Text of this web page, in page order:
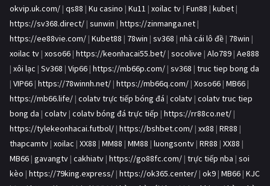
okvip.uk.com/ | qs88 | Ku casino | Ku11 | xoilac tv | Fun88 | kubet |
https://sv368.direct/ | sunwin | https://zinmanga.net |
https://ee88vie.com/ | Kubet88 | 78win | sv368 | nhà cái lô đề | 78win |
xoilac tv | xoso66 | https://keonhacai55.bet/ | socolive | Alo789 | Ae888
| xôi lạc | Sv368 | Vip66 | https://mb66p.com/ | sv368 | truc tiep bong da
| VIP66 | https://78winnh.net/ | https://mb66q.com/ | Xoso66 | MB66 |
https://mb66.life/ | colatv trực tiếp bóng đá | colatv | colatv truc tiep
bong da | colatv | colatv bóng đá trực tiếp | https://rr88co.net/ |
https://tylekeonhacai.futbol/ | https://bshbet.com/ | xx88 | RR88 |
thapcamtv | xoilac | XX88 | MM88 | MM88 | luongsontv | RR88 | XX88 |
MB66 | gavangtv | cakhiatv | https://go88fc.com/ | trực tiếp nba | soi
kèo | https://79king.express/ | https://ok365.center/ | ok9 | MB66 | KJC